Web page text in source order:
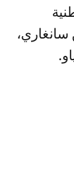
سانغاري،